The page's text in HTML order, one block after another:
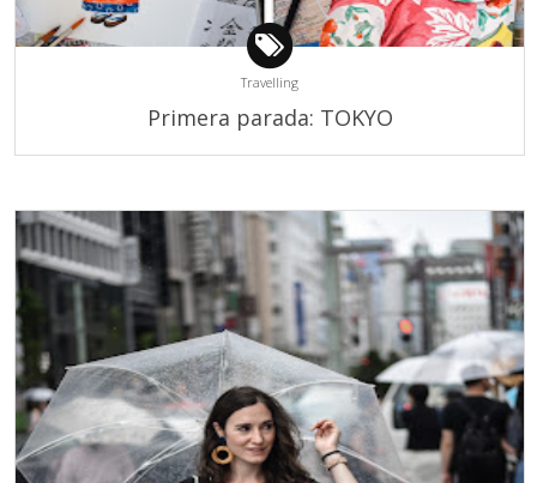
Travelling
Primera parada: TOKYO